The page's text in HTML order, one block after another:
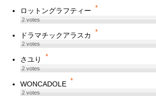
ロットングラフティー *
2votes
ドラマチックアラスカ *
2votes
さユり *
2votes
WONCADOLE *
2votes